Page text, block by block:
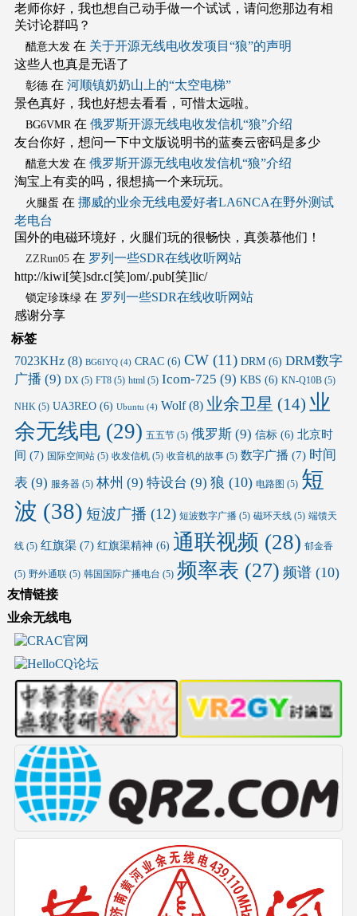
老师你好，我也想自己动手做一个试试，请问您那边有相
关讨论群吗？
醋意大发在 关于开源无线电收发项目“狼”的声明
这些人也真是无语了
彰德在 河顺镇奶奶山上的“太空电梯”
景色真好，我也好想去看看，可惜太远啦。
BG6VMR 在 俄罗斯开源无线电收发信机“狼”介绍
友台你好，想问一下中文版说明书的蓝奏云密码是多少
醋意大发在 俄罗斯开源无线电收发信机“狼”介绍
淘宝上有卖的吗，很想搞一个来玩玩。
火腿蛋 在 挪威的业余无线电爱好者LA6NCA在野外测试
老电台
国外的电磁环境好，火腿们玩的很畅快，真羡慕他们！
ZZRun05在 罗列一些SDR在线收听网站
http://kiwi[笑]sdr.c[笑]om/.pub[笑]lic/
锁定珍珠绿在 罗列一些SDR在线收听网站
感谢分享
标签
7023KHz(8) BG6IYQ(4) CRAC(6) CW(11) DRM(6) DRM数字
广播 (9) DX (5) FT8(5) html(5) Icom-725 (9) KBS (6) KN-Q10B(5)
NHK (5) UA3REO(6) Ubuntu (4) Wolf(8) 业余卫星 (14) 业
余无线电(29) 五五节(5) 俄罗斯(9) 信标(6) 北京时
间 (7) 国际空间站(5) 收发信机(5) 收音机的故事(5) 数字广播 (7) 时间
表 (9) 服务器(5) 林州 (9) 特设台 (9) 狼 (10) 电路图 (5) 短
波 (38) 短波广播 (12) 短波数字广播(5) 磁环天线(5) 端馈天
线(5) 红旗渠(7) 红旗渠精神 (6) 通联视频 (28) 郁金香
(5) 野外通联(5) 韩国国际广播电台 (5) 频率表 (27) 频谱(10)
友情链接
业余无线电